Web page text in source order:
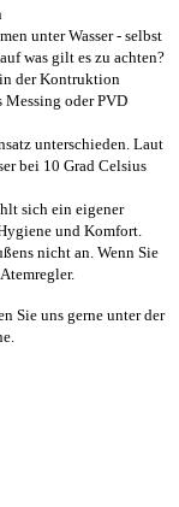
unter Wasser - selbst
was gilt es zu achten?
der Kontruktion
Messing oder PVD
unterschieden. Laut
bei 10 Grad Celsius
sich ein eigener
und Komfort.
nicht an. Wenn Sie
Sie uns gerne unter der